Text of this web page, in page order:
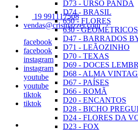
D73 - URSO PANDA
D74 - BRASIL
650 - FLORES
630 - GEOMÉTRICOS
D47 - BARRADOS
D71 - LEÃOZINHO
D70 - TEXAS
D69 - DOCES
D68 - ALMA
D67 - PAÍSES
D66 - ROMÃ
D20 - ENCANTOS
D28 - BICHO
D24 - FLORES DA
D23 - FOX
19 991117508
vendas@crismazzer.com
facebook
facebook
instagram
instagram
youtube
youtube
tiktok
tiktok